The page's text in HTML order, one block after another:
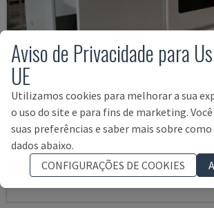
U5-1530
SPINNER - CENTRO DE MAQUINAÇÃO VERTICAL
ALEMANHA 2021 6.000 HRS
Aviso de Privacidade para
UE
Utilizamos cookies para melhorar a sua
o uso do site e para fins de marketing.
suas preferências e saber mais sobre como
dados abaixo.
CONFIGURAÇÕES DE COOKIES